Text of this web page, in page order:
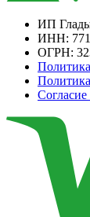
ИП
ИНН:
ОГРН: